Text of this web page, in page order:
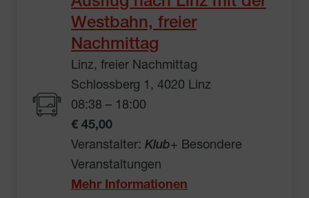
Westbahn, freier
Nachmittag
Linz, freier Nachmittag
Schlossberg 1, 4020 Linz
08:38 – 18:00
€ 45,00
Veranstalter: Klub+ Besondere
Veranstaltungen
Mehr Informationen